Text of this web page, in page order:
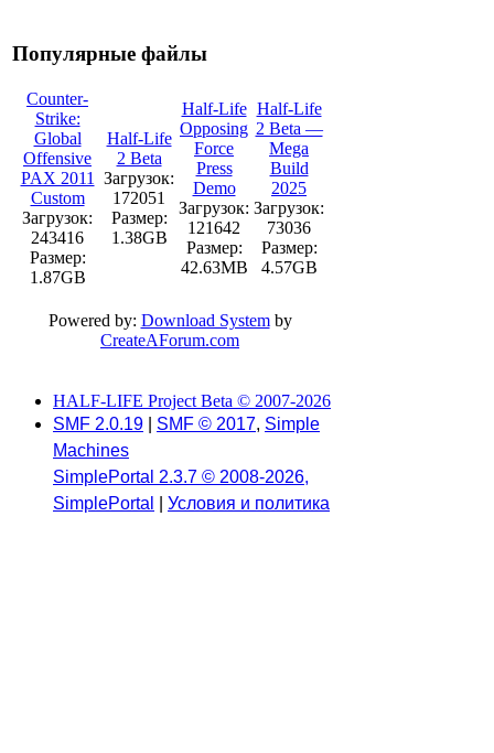
Популярные файлы
Counter-
Strike:
Global
Offensive
PAX 2011
Custom
Загрузок:
243416
Размер:
1.87GB
Half-Life
2 Beta
Загрузок:
172051
Размер:
1.38GB
Half-Life
Opposing
Force
Press
Demo
Загрузок:
121642
Размер:
42.63MB
Half-Life
2 Beta —
Mega
Build
2025
Загрузок:
73036
Размер:
4.57GB
Powered by: Download Systemby
CreateAForum.com
HALF-LIFE Project Beta © 2007-2026
SMF 2.0.19
SMF © 2017, Simple
Machines
SimplePortal 2.3.7 © 2008-2026,
SimplePortal
Условия и политика